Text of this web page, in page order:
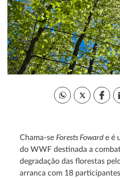
Chama-se Forests Fowarde é
do WWF destinada a
degradação das florestas
arranca com 18